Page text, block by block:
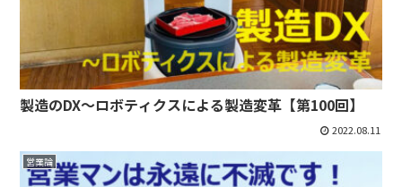
製造のDX～ロボティクスによる製造変革【第100回】
2022.08.11
営業論